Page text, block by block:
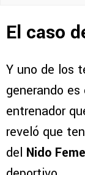
El caso
Y uno de los
generando
entrenador
reveló que
del Nido